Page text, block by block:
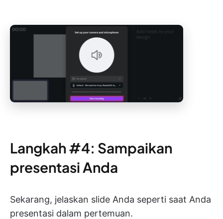
Langkah #4: Sampaikan
presentasi Anda
Sekarang, jelaskan slide Anda seperti saat Anda
presentasi dalam pertemuan.